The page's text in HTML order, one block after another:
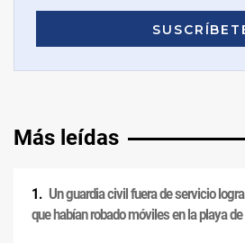
Más leídas
Un guardia civil fuera de servicio
que habían robado móviles en la playa